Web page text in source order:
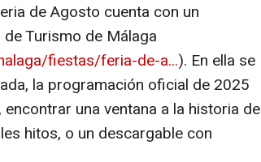
de Agosto cuenta con un
Turismo de Málaga
fiestas/feria-de-a...). En ella se
la programación oficial de 2025
una ventana a la historia de
hitos, o un descargable con